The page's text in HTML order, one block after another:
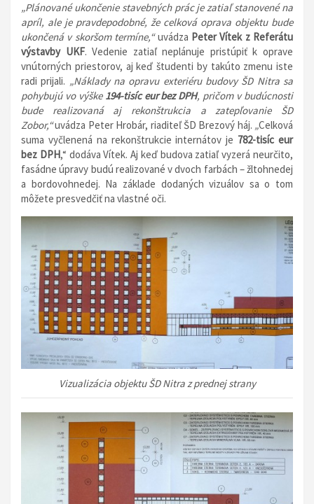
„Plánované ukončenie stavebných prác je zatiaľ stanovené na
apríl, ale je pravdepodobné, že celková oprava objektu bude
ukončená v skoršom termíne,“uvádza Peter Vítek z Referátu
výstavby UKF. Vedenie zatiaľ neplánuje pristúpiť k oprave
vnútorných priestorov, aj keď študenti by takúto zmenu iste
radi prijali. „Náklady na opravu exteriéru budovy ŠD Nitra sa
pohybujú vo výške 194-tisíc eur bez DPH, pričom v budúcnosti
bude realizovaná aj rekonštrukcia a zatepľovanie ŠD
Zobor,“uvádza Peter Hrobár, riaditeľ ŠD Brezový háj. „Celková
suma vyčlenená na rekonštrukcie internátov je 782-tisíc eur
bez DPH,“ dodáva Vítek. Aj keď budova zatiaľ vyzerá neurčito,
fasádne úpravy budú realizované v dvoch farbách – žltohnedej
a bordovohnedej. Na základe dodaných vizuálov sa o tom
môžete presvedčiť na vlastné oči.
Vizualizácia objektu ŠD Nitra z prednej strany